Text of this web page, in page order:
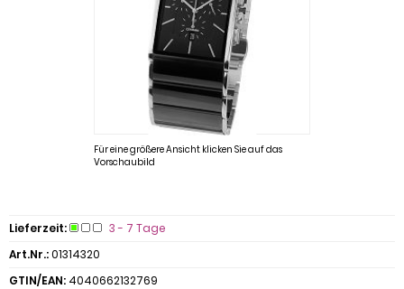
Für eine größere Ansicht klicken Sie auf das
Vorschaubild
Lieferzeit:
3 - 7 Tage
Art.Nr.:01314320
GTIN/EAN: 4040662132769